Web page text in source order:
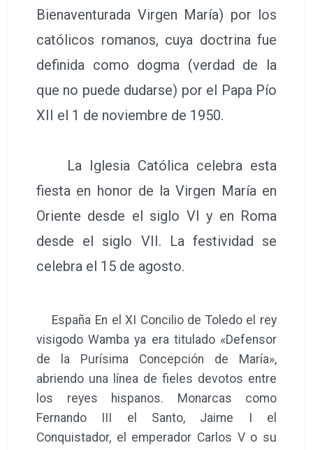
Bienaventurada Virgen María) por los
católicos romanos, cuya doctrina fue
definida como dogma (verdad de la
que no puede dudarse) por el Papa Pío
XII el 1 de noviembre de 1950.
La Iglesia Católica celebra esta
fiesta en honor de la Virgen María en
Oriente desde el siglo VI y en Roma
desde el siglo VII. La festividad se
celebra el 15 de agosto.
España En el XI Concilio de Toledo el rey
visigodo Wamba ya era titulado «Defensor
de la Purísima Concepción de María»,
abriendo una línea de fieles devotos entre
los reyes hispanos. Monarcas como
Fernando III el Santo, Jaime I el
Conquistador, el emperador Carlos V o su